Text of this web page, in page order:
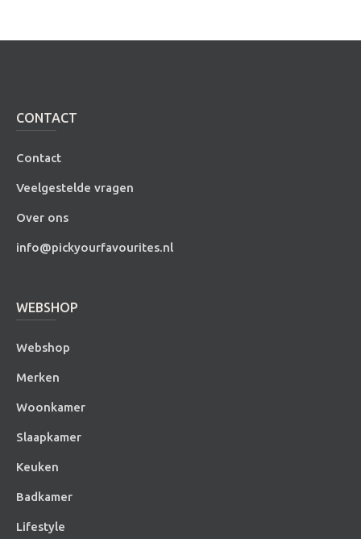
CONTACT
Contact
Veelgestelde vragen
Over ons
info@pickyourfavourites.nl
WEBSHOP
Webshop
Merken
Woonkamer
Slaapkamer
Keuken
Badkamer
Lifestyle